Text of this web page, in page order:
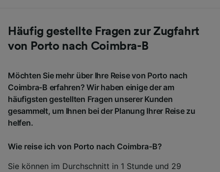
Häufig gestellte Fragen zur Zugfahrt
von Porto nach Coimbra-B
Möchten Sie mehr über Ihre Reise von Porto nach
Coimbra-B erfahren? Wir haben einige der am
häufigsten gestellten Fragen unserer Kunden
gesammelt, um Ihnen bei der Planung Ihrer Reise zu
helfen.
Wie reise ich von Porto nach Coimbra-B?
Sie können im Durchschnitt in 1 Stunde und 29